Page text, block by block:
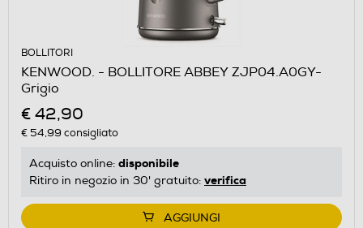
BOLLITORI
KENWOOD. - BOLLITORE ABBEY ZJP04.A0GY-
Grigio
€ 42,90
€ 54,99 consigliato
Acquisto online: disponibile
Ritiro in negozio in 30' gratuito: verifica
AGGIUNGI